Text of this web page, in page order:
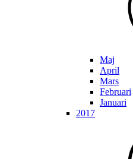
Maj
April
Mars
Februari
Januari
2017